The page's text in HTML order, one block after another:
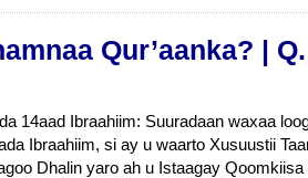
Qur’aanka? |
14aad Ibraahiim: Suuradaan waxaa
Ibraahiim, si ay u waarto Xusuustii
Dhalin yaro ah u Istaagay